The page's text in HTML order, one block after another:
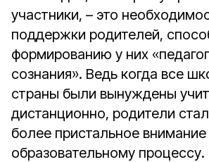
участники, – это
поддержки родителей,
формированию у них
сознания». Ведь когда все
страны были вынуждены
дистанционно, родители
более пристальное внимание
образовательному процессу.